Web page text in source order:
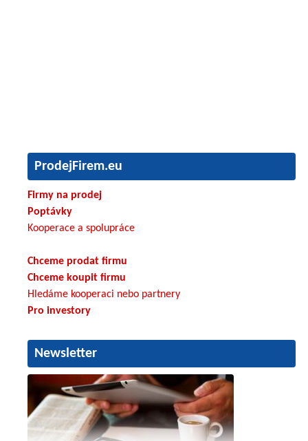
ProdejFirem.eu
Firmy na prodej
Poptávky
Kooperace a spolupráce
Chceme prodat firmu
Chceme koupit firmu
Hledáme kooperaci nebo partnery
Pro investory
Newsletter